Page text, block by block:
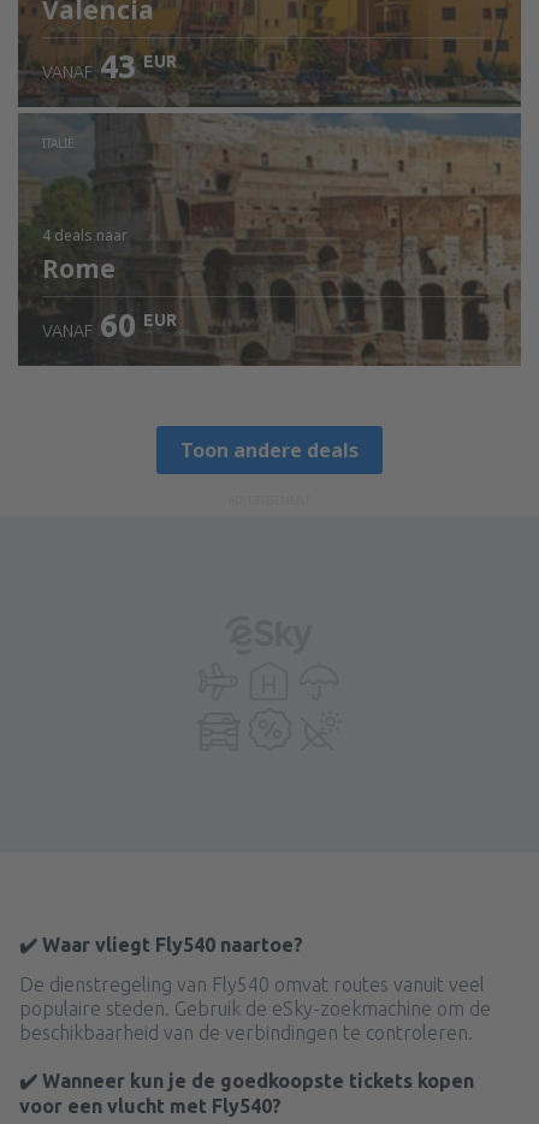
Valencia
VANAF 43 EUR
ITALIË
4 deals naar
Rome
VANAF 60 EUR
Toon andere deals
✔️ Waar vliegt Fly540 naartoe?
De dienstregeling van Fly540 omvat routes vanuit veel
populaire steden. Gebruik de eSky-zoekmachine om de
beschikbaarheid van de verbindingen te controleren.
✔️ Wanneer kun je de goedkoopste tickets kopen
voor een vlucht met Fly540?